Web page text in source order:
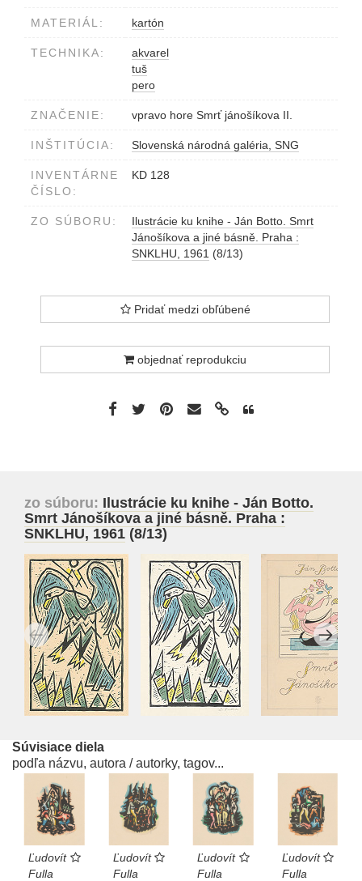
MATERIÁL: kartón
TECHNIKA:
akvarel
tuš
pero
ZNAČENIE: vpravo hore Smrť jánošíkova II.
INŠTITÚCIA: Slovenská národná galéria, SNG
INVENTÁRNE
ČÍSLO:
KD 128
ZO SÚBORU:
Ilustrácie ku knihe - Ján Botto. Smrt
Jánošíkova a jiné básně. Praha :
SNKLHU, 1961 (8/13)
Pridať medzi obľúbené
objednať reprodukciu
zo súboru: Ilustrácie ku knihe - Ján Botto.
Smrt Jánošíkova a jiné básně. Praha :
SNKLHU, 1961 (8/13)
Súvisiace diela
podľa názvu, autora / autorky, tagov...
Ľudovít
Fulla
Ľudovít
Fulla
Ľudovít
Fulla
Ľudovít
Fulla